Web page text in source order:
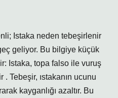
Istaka neden tebeşirlenir
geliyor. Bu bilgiye küçük
Istaka, topa falso ile vuruş
Tebeşir, ıstakanın ucunu
kayganlığı azaltır. Bu